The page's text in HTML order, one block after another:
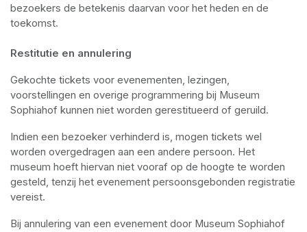
bezoekers de betekenis daarvan voor het heden en de
toekomst.
Restitutie en annulering
Gekochte tickets voor evenementen, lezingen,
voorstellingen en overige programmering bij Museum
Sophiahof kunnen niet worden gerestitueerd of geruild.
Indien een bezoeker verhinderd is, mogen tickets wel
worden overgedragen aan een andere persoon. Het
museum hoeft hiervan niet vooraf op de hoogte te worden
gesteld, tenzij het evenement persoonsgebonden registratie
vereist.
Bij annulering van een evenement door Museum Sophiahof